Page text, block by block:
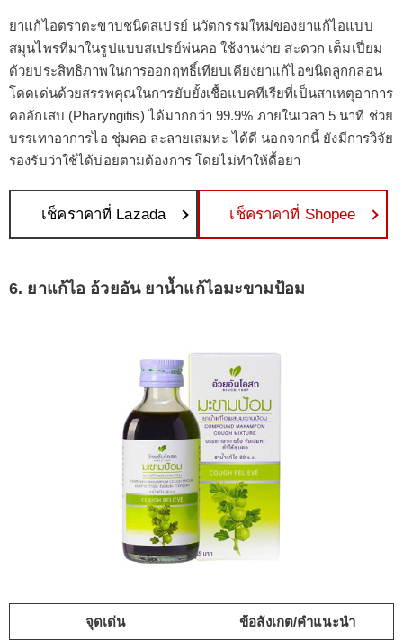
ยาแก้ไอตราตะขาบชนิดสเปรย์ นวัตกรรมใหม่ของยาแก้ไอแบบ
สมุนไพรที่มาในรูปแบบสเปรย์พ่นคอ ใช้งานง่าย สะดวก เต็มเปี่ยม
ด้วยประสิทธิภาพในการออกฤทธิ์เทียบเคียงยาแก้ไอขนิดลูกกลอน
โดดเด่นด้วยสรรพคุณในการยับยั้งเชื้อแบคทีเรียที่เป็นสาเหตุอาการ
คออักเสบ (Pharyngitis) ได้มากกว่า 99.9% ภายในเวลา 5 นาที ช่วย
บรรเทาอาการไอ ชุ่มคอ ละลายเสมหะ ได้ดี นอกจากนี้ ยังมีการวิจัย
รองรับว่าใช้ได้บ่อยตามต้องการ โดยไม่ทำให้ดื้อยา
เช็คราคาที่ Lazada เช็คราคาที่ Shopee
6. ยาแก้ไอ อ้วยอัน ยาน้ำแก้ไอมะขามป้อม
จุดเด่น ข้อสังเกต/คำแนะนำ